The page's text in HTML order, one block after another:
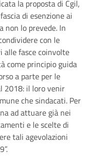
la proposta di Cgil,
di esenzione ai
non lo prevede. In
con le
alle fasce coinvolte
come principio guida
a parte per le
2018: il loro venir
che sindacati. Per
ad attuare già nei
e le scelte di
tali agevolazioni